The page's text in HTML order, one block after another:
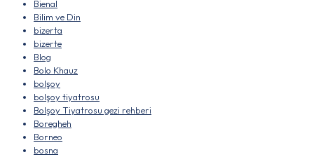
Bienal
Bilim ve Din
bizerta
bizerte
Blog
Bolo Khauz
bolşoy
bolşoy tiyatrosu
Bolşoy Tiyatrosu gezi rehberi
Boregheh
Borneo
bosna